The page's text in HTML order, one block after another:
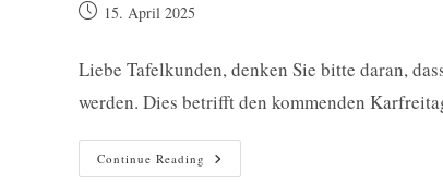
Post 15. April 2025
Liebe Tafelkunden, denken Sie bitte daran,
werden. Dies betrifft den kommenden
Continue Reading Ausgabestellen
An